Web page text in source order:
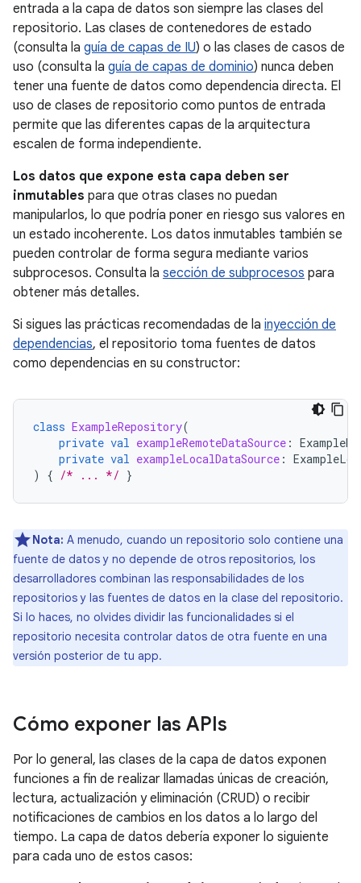
entrada a la capa de datos son siempre las clases del
repositorio. Las clases de contenedores de estado
(consulta la guía de capas de IU) o las clases de casos de
uso (consulta la guía de capas de dominio) nunca deben
tener una fuente de datos como dependencia directa. El
uso de clases de repositorio como puntos de entrada
permite que las diferentes capas de la arquitectura
escalen de forma independiente.
Los datos que expone esta capa deben ser
inmutables para que otras clases no puedan
manipularlos, lo que podría poner en riesgo sus valores en
un estado incoherente. Los datos inmutables también se
pueden controlar de forma segura mediante varios
subprocesos. Consulta la sección de subprocesos para
obtener más detalles.
Si sigues las prácticas recomendadas de la inyección de
dependencias, el repositorio toma fuentes de datos
como dependencias en su constructor:
class ExampleRepository(
private val exampleRemoteDataSource :
private val exampleLocalDataSource :
)
{ /* ... */ }
Nota: A menudo, cuando un repositorio solo contiene una
fuente de datos y no depende de otros repositorios, los
desarrolladores combinan las responsabilidades de los
repositorios y las fuentes de datos en la clase del repositorio.
Si lo haces, no olvides dividir las funcionalidades si el
repositorio necesita controlar datos de otra fuente en una
versión posterior de tu app.
Cómo exponer las APIs
Por lo general, las clases de la capa de datos exponen
funciones a fin de realizar llamadas únicas de creación,
lectura, actualización y eliminación (CRUD) o recibir
notificaciones de cambios en los datos a lo largo del
tiempo. La capa de datos debería exponer lo siguiente
para cada uno de estos casos: